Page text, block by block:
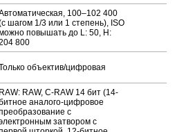
100–102 400
шагом 1/3 или 1 степень), ISO
повышать до L: 50, H:
800
объектив/цифровая
RAW: RAW, C-RAW 14 бит (14-
аналого-цифровое
с
затвором с